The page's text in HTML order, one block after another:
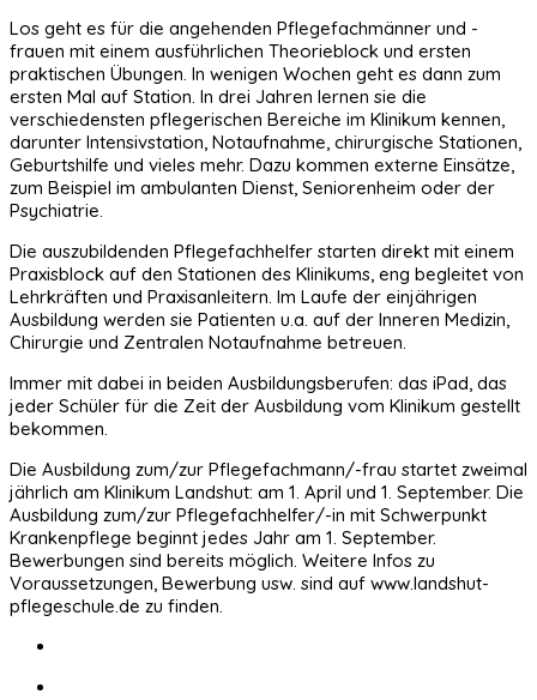
Los geht es für die angehenden Pflegefachmänner und -
frauen mit einem ausführlichen Theorieblock und ersten
praktischen Übungen. In wenigen Wochen geht es dann zum
ersten Mal auf Station. In drei Jahren lernen sie die
verschiedensten pflegerischen Bereiche im Klinikum kennen,
darunter Intensivstation, Notaufnahme, chirurgische Stationen,
Geburtshilfe und vieles mehr. Dazu kommen externe Einsätze,
zum Beispiel im ambulanten Dienst, Seniorenheim oder der
Psychiatrie.
Die auszubildenden Pflegefachhelfer starten direkt mit einem
Praxisblock auf den Stationen des Klinikums, eng begleitet von
Lehrkräften und Praxisanleitern. Im Laufe der einjährigen
Ausbildung werden sie Patienten u.a. auf der Inneren Medizin,
Chirurgie und Zentralen Notaufnahme betreuen.
Immer mit dabei in beiden Ausbildungsberufen: das iPad, das
jeder Schüler für die Zeit der Ausbildung vom Klinikum gestellt
bekommen.
Die Ausbildung zum/zur Pflegefachmann/-frau startet zweimal
jährlich am Klinikum Landshut: am 1. April und 1. September. Die
Ausbildung zum/zur Pflegefachhelfer/-in mit Schwerpunkt
Krankenpflege beginnt jedes Jahr am 1. September.
Bewerbungen sind bereits möglich. Weitere Infos zu
Voraussetzungen, Bewerbung usw. sind auf www.landshut-
pflegeschule.de zu finden.